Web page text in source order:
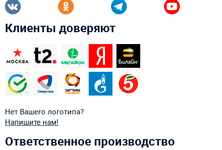
Клиенты доверяют
Нет Вашего логотипа?
Напишите нам!
Ответственное производство